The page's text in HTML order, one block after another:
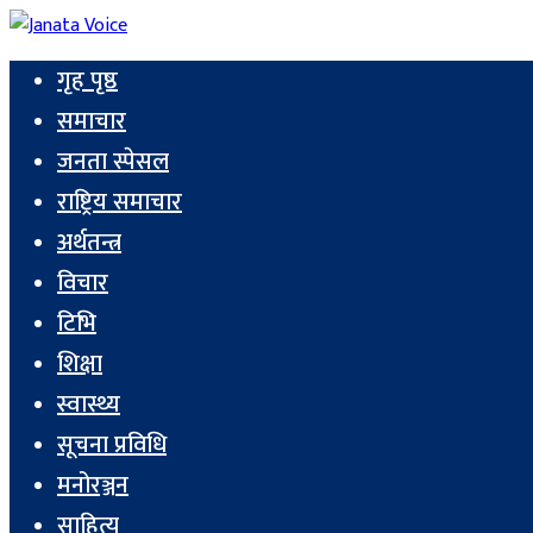
गृह पृष्ठ
समाचार
जनता स्पेसल
राष्ट्रिय समाचार
अर्थतन्त्र
विचार
टिभि
शिक्षा
स्वास्थ्य
सूचना प्रविधि
मनोरञ्जन